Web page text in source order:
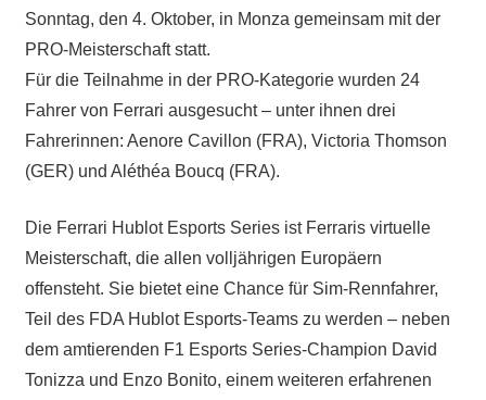
Sonntag, den 4. Oktober, in Monza gemeinsam mit der
PRO-Meisterschaft statt.
Für die Teilnahme in der PRO-Kategorie wurden 24
Fahrer von Ferrari ausgesucht – unter ihnen drei
Fahrerinnen: Aenore Cavillon (FRA), Victoria Thomson
(GER) und Aléthéa Boucq (FRA).
Die Ferrari Hublot Esports Series ist Ferraris virtuelle
Meisterschaft, die allen volljährigen Europäern
offensteht. Sie bietet eine Chance für Sim-Rennfahrer,
Teil des FDA Hublot Esports-Teams zu werden – neben
dem amtierenden F1 Esports Series-Champion David
Tonizza und Enzo Bonito, einem weiteren erfahrenen